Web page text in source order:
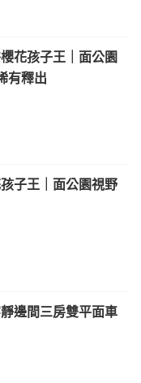
花孩子王｜面公園
有釋出
子王｜面公園視野
邊間三房雙平面車